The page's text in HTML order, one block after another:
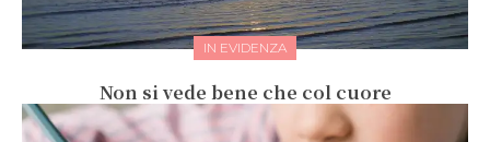
IN EVIDENZA
Non si vede bene che col cuore